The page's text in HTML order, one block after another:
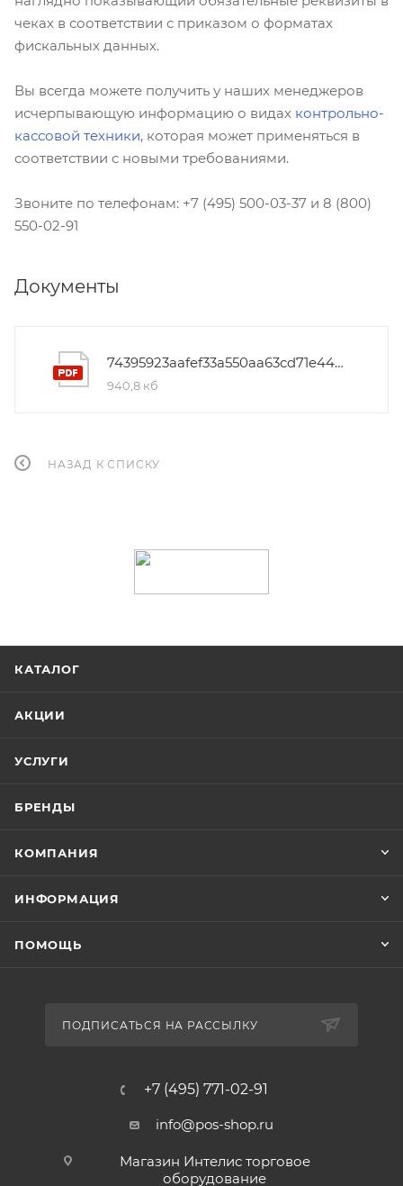
чеках в соответствии с приказом о форматах
фискальных данных.
Вы всегда можете получить у наших менеджеров
исчерпывающую информацию о видах контрольно-
кассовой техники, которая может применяться в
соответствии с новыми требованиями.
Звоните по телефонам: +7 (495) 500-03-37 и 8 (800)
550-02-91
Документы
74395923aafef33a550aa63cd71e4404
940,8 кб
НАЗАД К СПИСКУ
КАТАЛОГ
АКЦИИ
УСЛУГИ
БРЕНДЫ
КОМПАНИЯ
ИНФОРМАЦИЯ
ПОМОЩЬ
ПОДПИСАТЬСЯ НА РАССЫЛКУ
+7 (495) 771-02-91
info@pos-shop.ru
Магазин Интелис торговое
оборудование